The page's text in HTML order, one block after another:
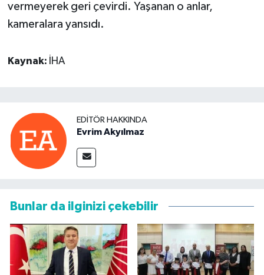
vermeyerek geri çevirdi. Yaşanan o anlar,
kameralara yansıdı.
Kaynak: İHA
EDITÖR HAKKINDA
Evrim Akyılmaz
Bunlar da ilginizi çekebilir